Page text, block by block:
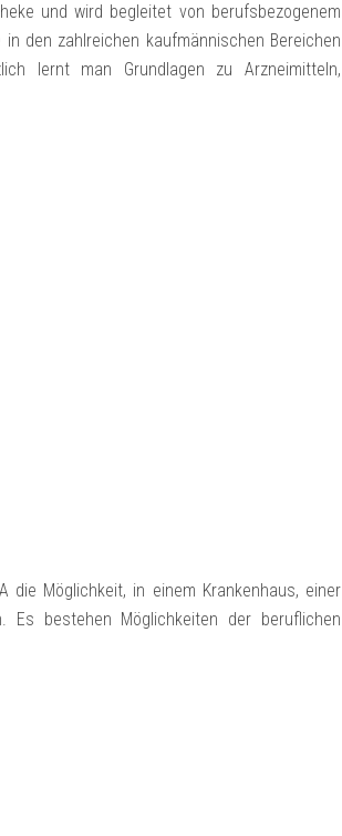
und wird begleitet von berufsbezogenem
den zahlreichen kaufmännischen Bereichen
lernt man Grundlagen zu Arzneimitteln,
die Möglichkeit, in einem Krankenhaus, einer
Es bestehen Möglichkeiten der beruflichen